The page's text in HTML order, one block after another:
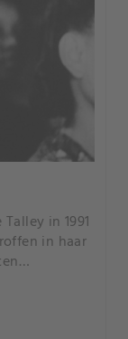
in 1991
in haar